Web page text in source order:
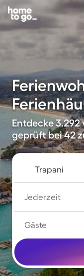
Entdecke
geprüft bei 42
Jederzeit
Gäste